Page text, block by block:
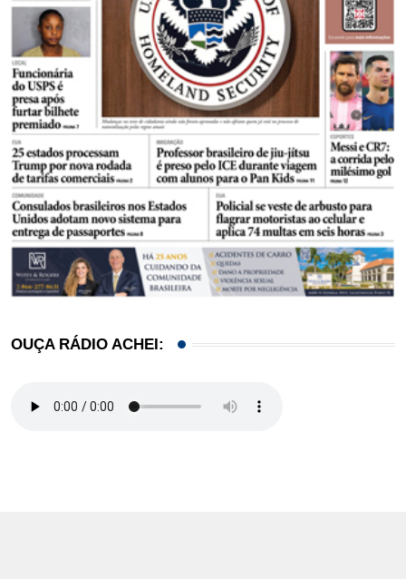
OUÇA RÁDIO ACHEI: